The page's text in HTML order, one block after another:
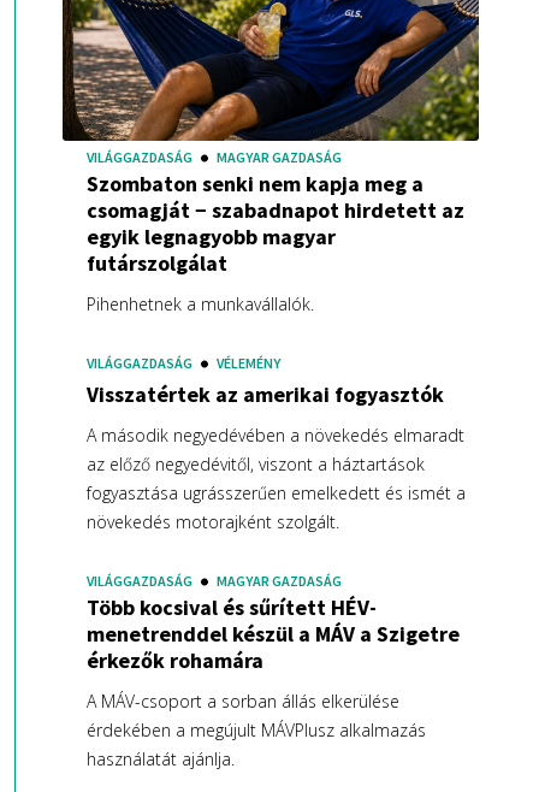
VILÁGGAZDASÁG MAGYAR GAZDASÁG
Szombaton senki nem kapja meg a
csomagját − szabadnapot hirdetett az
egyik legnagyobb magyar
futárszolgálat
Pihenhetnek a munkavállalók.
VILÁGGAZDASÁG VÉLEMÉNY
Visszatértek az amerikai fogyasztók
A második negyedévében a növekedés elmaradt
az előző negyedévitől, viszont a háztartások
fogyasztása ugrásszerűen emelkedett és ismét a
növekedés motorajként szolgált.
VILÁGGAZDASÁG MAGYAR GAZDASÁG
Több kocsival és sűrített HÉV-
menetrenddel készül a MÁV a Szigetre
érkezők rohamára
A MÁV-csoport a sorban állás elkerülése
érdekében a megújult MÁVPlusz alkalmazás
használatát ajánlja.